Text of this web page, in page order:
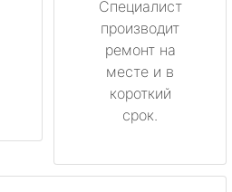
Специалист
производит
ремонт на
месте и в
короткий
срок.